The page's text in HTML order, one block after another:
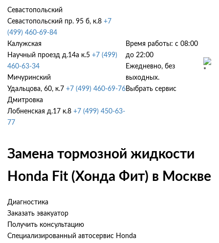
Севастопольский
Севастопольский пр. 95 б, к.8 +7
(499) 460-69-84
Калужская
Научный проезд д.14а к.5 +7 (499)
460-63-34
Мичуринский
Удальцова, 60, к.7 +7 (499) 460-69-76
Дмитровка
Лобненская д.17 к.8 +7 (499) 450-63-
77
Время работы: с 08:00
до 22:00
Ежедневно, без
выходных.
Выбрать сервис
Замена тормозной жидкости
Honda Fit (Хонда Фит) в Москве
Диагностика
Заказать эвакуатор
Получить консультацию
Специализированный автосервис Honda